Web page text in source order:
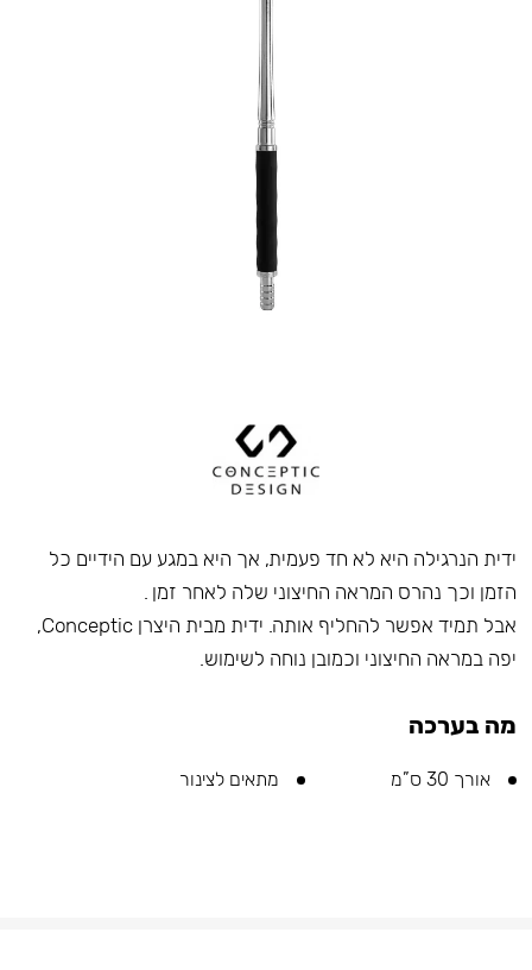
ידית הנרגילה היא לא חד פעמית, אך היא במגע עם הידיים כל
הזמן וכך נהרס המראה החיצוני שלה לאחר זמן .
אבל תמיד אפשר להחליף אותה. ידית מבית היצרן Conceptic,
יפה במראה החיצוני וכמובן נוחה לשימוש.
מה בערכה
אורך 30 ס”מ מתאים לצינור